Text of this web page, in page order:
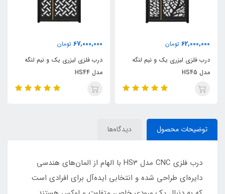
62,000,000 تومان
درب فلزی لیزری یک و نیم لنگه
مدل HS45
67,000,000 تومان
درب فلزی لیزری یک و نیم لنگه
مدل HS44
توضیحات محصول دیدگاه‌ها
درب فلزی CNC مدل HS3 با الهام از المان‌های هندسی
دایره‌ای طراحی شده و انتخابی ایده‌آل برای افرادی است